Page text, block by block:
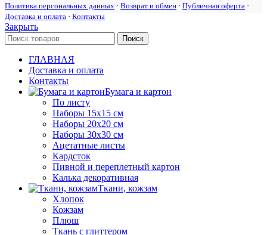
Политика персональных данных · Возврат и обмен · Публичная оферта ·
Доставка и оплата · Контакты
Закрыть
Поиск
ГЛАВНАЯ
Доставка и оплата
Контакты
Бумага и картон
По листу
Наборы 15х15 см
Наборы 20х20 см
Наборы 30х30 см
Ацетатные листы
Кардсток
Пивной и переплетный картон
Калька декоративная
Ткани, кожзам
Хлопок
Кожзам
Плюш
Ткань с глиттером